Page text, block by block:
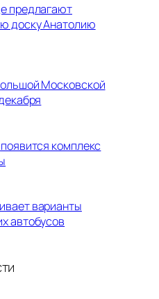
предлагают
доску Анатолию
Московской
комплекс
варианты
автобусов